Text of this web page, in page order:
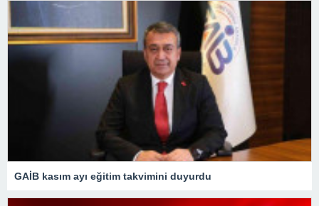
GAİB kasım ayı eğitim takvimini duyurdu